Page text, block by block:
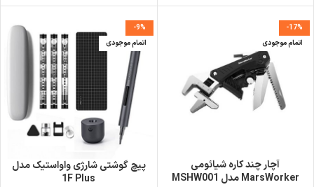
-17%
اتمام موجودی
آچار چند کاره شیائومی
MarsWorker مدل MSHW001
-9%
اتمام موجودی
پیچ گوشتی شارژی واواستیک مدل
1F Plus